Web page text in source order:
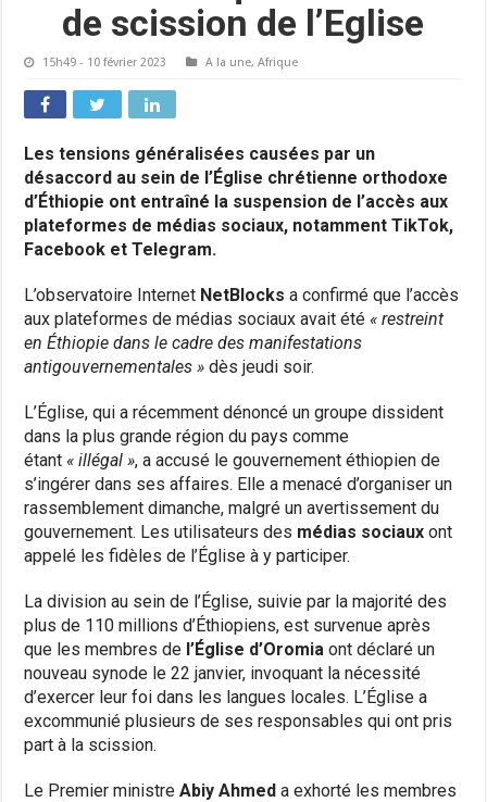
de scission de l’Eglise
15h49 - 10 février 2023 A la une,Afrique
Les tensions généralisées causées par un
désaccord au sein de l’Église chrétienne orthodoxe
d’Éthiopie ont entraîné la suspension de l’accès aux
plateformes de médias sociaux, notamment TikTok,
Facebook et Telegram.
L’observatoire Internet NetBlocks a confirmé que l’accès
aux plateformes de médias sociaux avait été « restreint
en Éthiopie dans le cadre des manifestations
antigouvernementales » dès jeudi soir.
L’Église, qui a récemment dénoncé un groupe dissident
dans la plus grande région du pays comme
étant « illégal », a accusé le gouvernement éthiopien de
s’ingérer dans ses affaires. Elle a menacé d’organiser un
rassemblement dimanche, malgré un avertissement du
gouvernement. Les utilisateurs des médias sociaux ont
appelé les fidèles de l’Église à y participer.
La division au sein de l’Église, suivie par la majorité des
plus de 110 millions d’Éthiopiens, est survenue après
que les membres de l’Église d’Oromia ont déclaré un
nouveau synode le 22 janvier, invoquant la nécessité
d’exercer leur foi dans les langues locales. L’Église a
excommunié plusieurs de ses responsables qui ont pris
part à la scission.
Le Premier ministreAbiy Ahmed a exhorté les membres